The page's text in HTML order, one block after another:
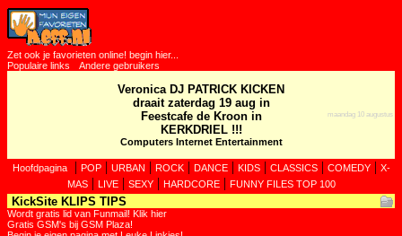
Zet ook je favorieten online! begin hier...
Populaire links
Andere gebruikers
Veronica DJ PATRICK KICKEN
draait zaterdag 19 aug in
Feestcafe de Kroon in
KERKDRIEL !!!
Computers Internet Entertainment
maandag 10 augustus
Hoofdpagina| POP| URBAN | ROCK| DANCE| KIDS| CLASSICS| COMEDY| X-
MAS| LIVE| SEXY| HARDCORE| FUNNY FILES TOP 100
KickSite KLIPS TIPS
Wordt gratis lid van Funmail! Klik hier
Gratis GSM's bij GSM Plaza!